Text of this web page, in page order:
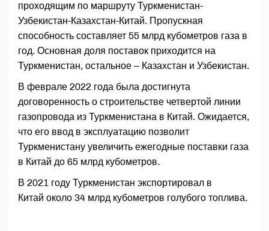
проходящим по маршруту Туркменистан-
Узбекистан-Казахстан-Китай. Пропускная
способность составляет 55 млрд кубометров газа в
год. Основная доля поставок приходится на
Туркменистан, остальное – Казахстан и Узбекистан.
В феврале 2022 года была достигнута
договоренность о строительстве четвертой линии
газопровода из Туркменистана в Китай. Ожидается,
что его ввод в эксплуатацию позволит
Туркменистану увеличить ежегодные поставки газа
в Китай до 65 млрд кубометров.
В 2021 году Туркменистан экспортировал в
Китай около 34 млрд кубометров голубого топлива.